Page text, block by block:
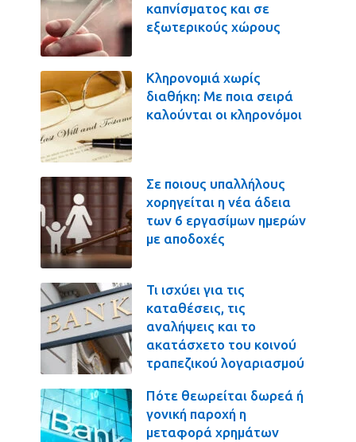
καπνίσματος και σε
εξωτερικούς χώρους
Κληρονομιά χωρίς
διαθήκη: Με ποια σειρά
καλούνται οι κληρονόμοι
Σε ποιους υπαλλήλους
χορηγείται η νέα άδεια
των 6 εργασίμων ημερών
με αποδοχές
Τι ισχύει για τις
καταθέσεις, τις
αναλήψεις και το
ακατάσχετο του κοινού
τραπεζικού λογαριασμού
Πότε θεωρείται δωρεά ή
γονική παροχή η
μεταφορά χρημάτων